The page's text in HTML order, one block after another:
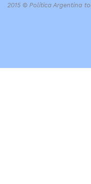
2015 © Política Argentina